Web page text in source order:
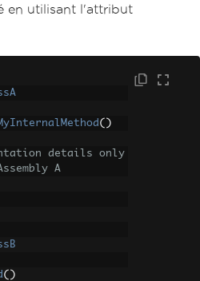
en utilisant l'attribut
()
details only
A
()